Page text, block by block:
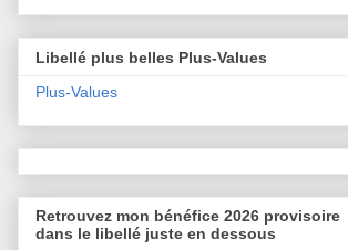
Libellé plus belles Plus-Values
Plus-Values
Retrouvez mon bénéfice 2026 provisoire
dans le libellé juste en dessous